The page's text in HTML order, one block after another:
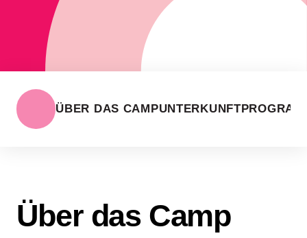
ÜBER DAS CAMPUNTERKUNFT
Über das Camp